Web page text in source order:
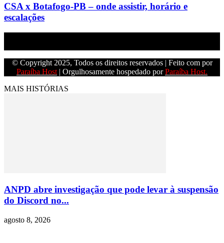
CSA x Botafogo-PB – onde assistir, horário e
escalações
© Copyright 2025, Todos os direitos reservados | Feito com por
Paraíba Host | Orgulhosamente hospedado porParaíba Host.
MAIS HISTÓRIAS
ANPD abre investigação que pode levar à suspensão
do Discord no...
agosto 8, 2026